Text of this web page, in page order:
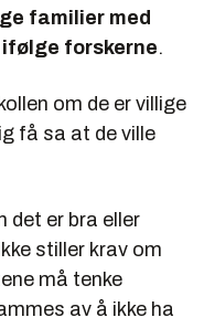
familier med
forskerne.
om de er villige
få sa at de ville
det er bra eller
stiller krav om
må tenke
av å ikke ha